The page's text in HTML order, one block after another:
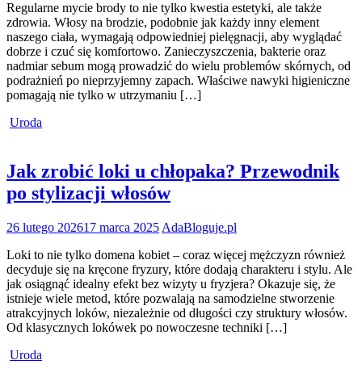
Regularne mycie brody to nie tylko kwestia estetyki, ale także
zdrowia. Włosy na brodzie, podobnie jak każdy inny element
naszego ciała, wymagają odpowiedniej pielęgnacji, aby wyglądać
dobrze i czuć się komfortowo. Zanieczyszczenia, bakterie oraz
nadmiar sebum mogą prowadzić do wielu problemów skórnych, od
podrażnień po nieprzyjemny zapach. Właściwe nawyki higieniczne
pomagają nie tylko w utrzymaniu […]
Uroda
Jak zrobić loki u chłopaka? Przewodnik
po stylizacji włosów
26 lutego 202617 marca 2025 AdaBloguje.pl
Loki to nie tylko domena kobiet – coraz więcej mężczyzn również
decyduje się na kręcone fryzury, które dodają charakteru i stylu. Ale
jak osiągnąć idealny efekt bez wizyty u fryzjera? Okazuje się, że
istnieje wiele metod, które pozwalają na samodzielne stworzenie
atrakcyjnych loków, niezależnie od długości czy struktury włosów.
Od klasycznych lokówek po nowoczesne techniki […]
Uroda